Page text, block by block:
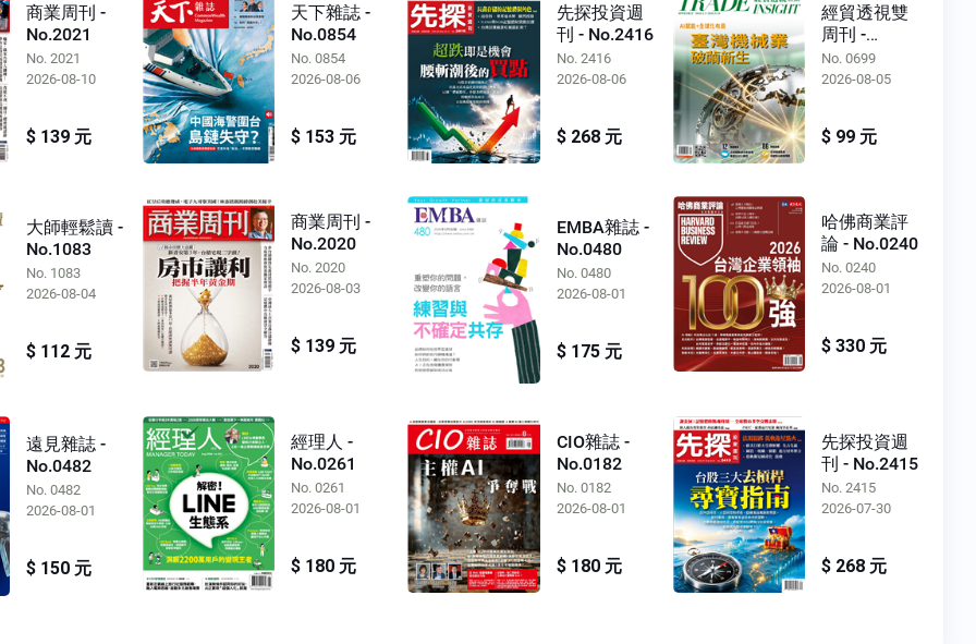
商業周刊 -
No.2021
No. 2021
2026-08-10
$ 139 元
天下雜誌 -
No.0854
No. 0854
2026-08-06
$ 153 元
先探投資週
刊 - No.2416
No. 2416
2026-08-06
$ 268 元
經貿透視雙
周刊 -
No.0699
No. 0699
2026-08-05
$ 99 元
大師輕鬆讀 -
No.1083
No. 1083
2026-08-04
$ 112 元
商業周刊 -
No.2020
No. 2020
2026-08-03
$ 139 元
EMBA雜誌 -
No.0480
No. 0480
2026-08-01
$ 175 元
哈佛商業評
論 - No.0240
No. 0240
2026-08-01
$ 330 元
遠見雜誌 -
No.0482
No. 0482
2026-08-01
$ 150 元
經理人 -
No.0261
No. 0261
2026-08-01
$ 180 元
CIO雜誌 -
No.0182
No. 0182
2026-08-01
$ 180 元
先探投資週
刊 - No.2415
No. 2415
2026-07-30
$ 268 元